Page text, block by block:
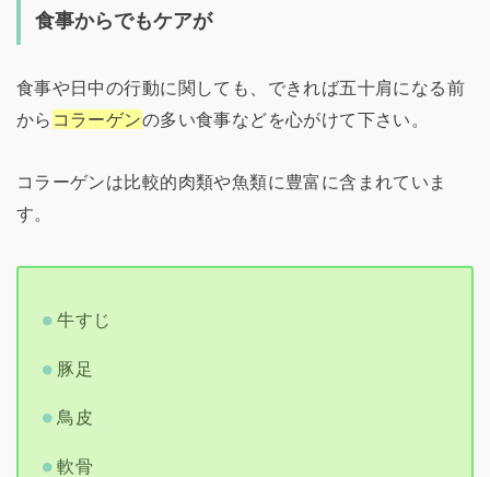
食事からでもケアが
食事や日中の行動に関しても、できれば五十肩になる前
から コラーゲンの多い食事などを心がけて下さい。
コラーゲンは比較的肉類や魚類に豊富に含まれていま
す。
牛すじ
豚足
鳥皮
軟骨